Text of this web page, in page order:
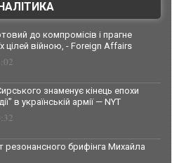
до компромісів і прагне
цілей війною, - Foreign Affairs
знаменує кінець епохи
в українській армії — NYT
резонансного брифінга Михайла